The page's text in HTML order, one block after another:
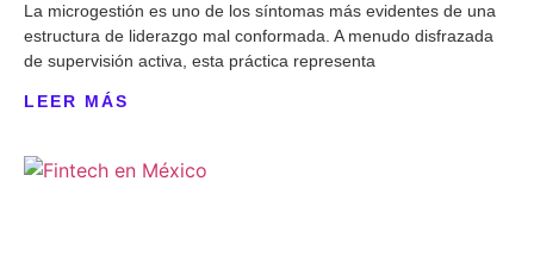
La microgestión es uno de los síntomas más evidentes de una
estructura de liderazgo mal conformada. A menudo disfrazada
de supervisión activa, esta práctica representa
LEER MÁS